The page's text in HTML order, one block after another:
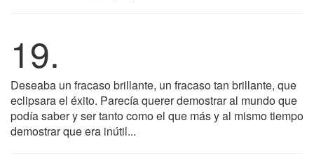
19.
Deseaba un fracaso brillante, un fracaso tan brillante, que
eclipsara el éxito. Parecía querer demostrar al mundo que
podía saber y ser tanto como el que más y al mismo tiempo
demostrar que era inútil...